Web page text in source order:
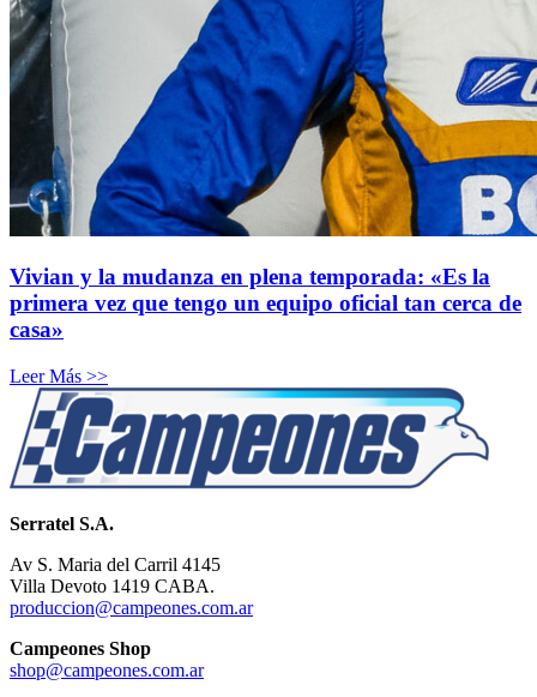
Vivian y la mudanza en plena temporada: «Es la
primera vez que tengo un equipo oficial tan cerca de
casa»
Leer Más >>
Serratel S.A.
Av S. Maria del Carril 4145
Villa Devoto 1419 CABA.
produccion@campeones.com.ar
Campeones Shop
shop@campeones.com.ar